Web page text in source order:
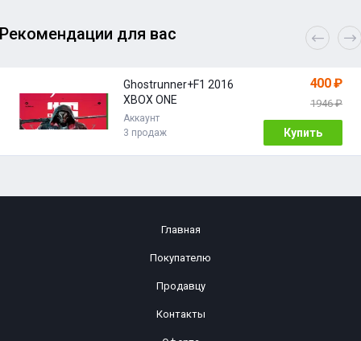
Рекомендации для вас
Ghostrunner+F1 2016
XBOX ONE
Аккаунт
3 продаж
400 ₽
1946 ₽
Купить
Главная
Покупателю
Продавцу
Контакты